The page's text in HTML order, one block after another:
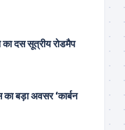
दस सूत्रीय रोडमैप
बड़ा अवसर ‘कार्बन